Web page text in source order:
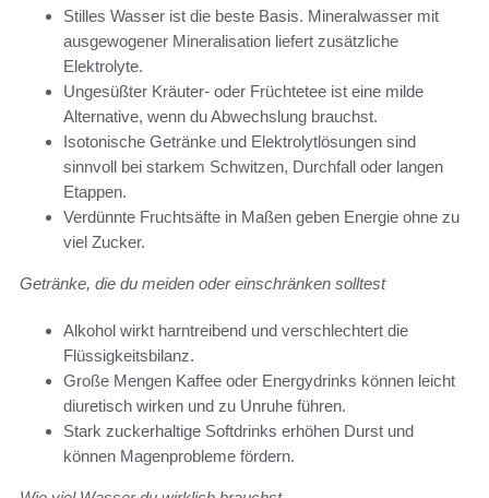
Stilles Wasser ist die beste Basis. Mineralwasser mit
ausgewogener Mineralisation liefert zusätzliche
Elektrolyte.
Ungesüßter Kräuter- oder Früchtetee ist eine milde
Alternative, wenn du Abwechslung brauchst.
Isotonische Getränke und Elektrolytlösungen sind
sinnvoll bei starkem Schwitzen, Durchfall oder langen
Etappen.
Verdünnte Fruchtsäfte in Maßen geben Energie ohne zu
viel Zucker.
Getränke, die du meiden oder einschränken solltest
Alkohol wirkt harntreibend und verschlechtert die
Flüssigkeitsbilanz.
Große Mengen Kaffee oder Energydrinks können leicht
diuretisch wirken und zu Unruhe führen.
Stark zuckerhaltige Softdrinks erhöhen Durst und
können Magenprobleme fördern.